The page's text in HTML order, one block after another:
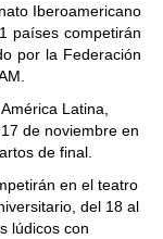
Iberoamericano
países competirán
por la Federación
Latina,
de noviembre en
de final.
en el teatro
del 18 al
lúdicos con